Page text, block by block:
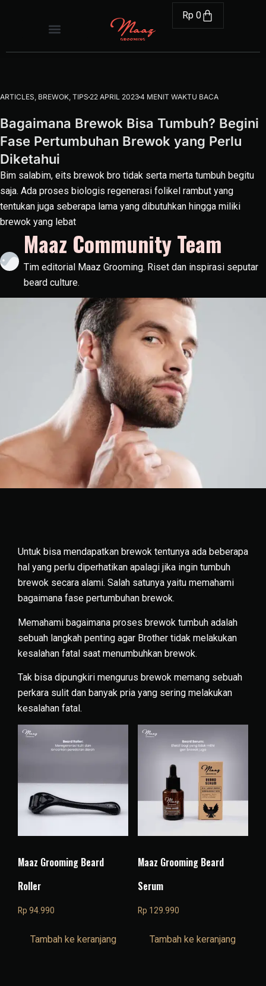
Rp 0
ARTICLES BREWOK TIPS 22 APRIL 20234 MENIT WAKTU BACA
Bagaimana Brewok Bisa Tumbuh? Begini
Fase Pertumbuhan Brewok yang Perlu
Diketahui
Bim salabim, eits brewok bro tidak serta merta tumbuh begitu
saja. Ada proses biologis regenerasi folikel rambut yang
tentukan juga seberapa lama yang dibutuhkan hingga miliki
brewok yang lebat
Maaz Community Team
Tim editorial Maaz Grooming. Riset dan inspirasi seputar
beard culture.
Untuk bisa mendapatkan brewok tentunya ada beberapa
hal yang perlu diperhatikan apalagi jika ingin tumbuh
brewok secara alami. Salah satunya yaitu memahami
bagaimana fase pertumbuhan brewok.
Memahami bagaimana proses brewok tumbuh adalah
sebuah langkah penting agar Brother tidak melakukan
kesalahan fatal saat menumbuhkan brewok.
Tak bisa dipungkiri mengurus brewok memang sebuah
perkara sulit dan banyak pria yang sering melakukan
kesalahan fatal.
Maaz Grooming Beard
Roller
Rp 94.990
Tambah ke keranjang
Maaz Grooming Beard
Serum
Rp 129.990
Tambah ke keranjang